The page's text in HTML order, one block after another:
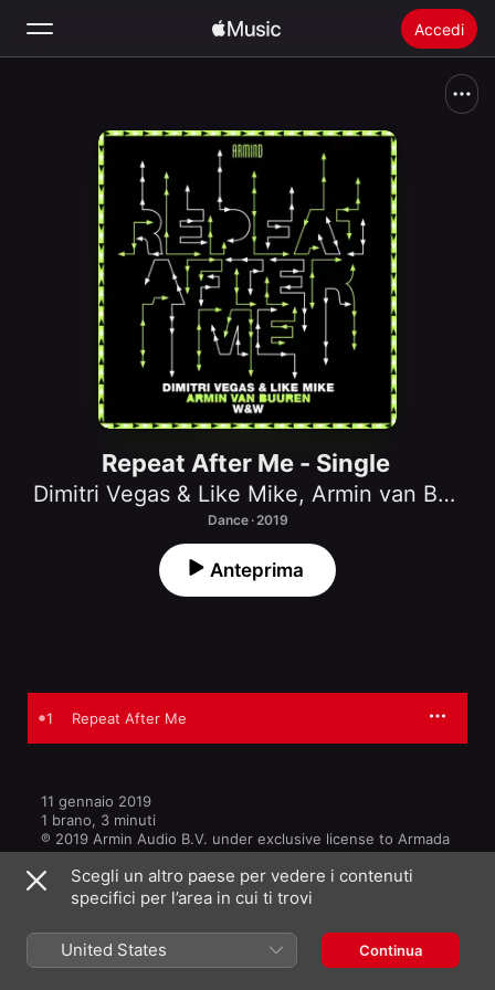
Accedi
Home
Novità
Radio
Installare Apple Music
Repeat After Me - Single
Dimitri Vegas & Like Mike, Armin van Buuren
Dance · 2019
Anteprima
1 Repeat After Me
11 gennaio 2019
1 brano, 3 minuti
℗ 2019 Armin Audio B.V. under exclusive license to Armada
Music B.V.
ETICHETTA
Scegli un altro paese per vedere i contenuti
specifici per l’area in cui ti trovi
United States Continua